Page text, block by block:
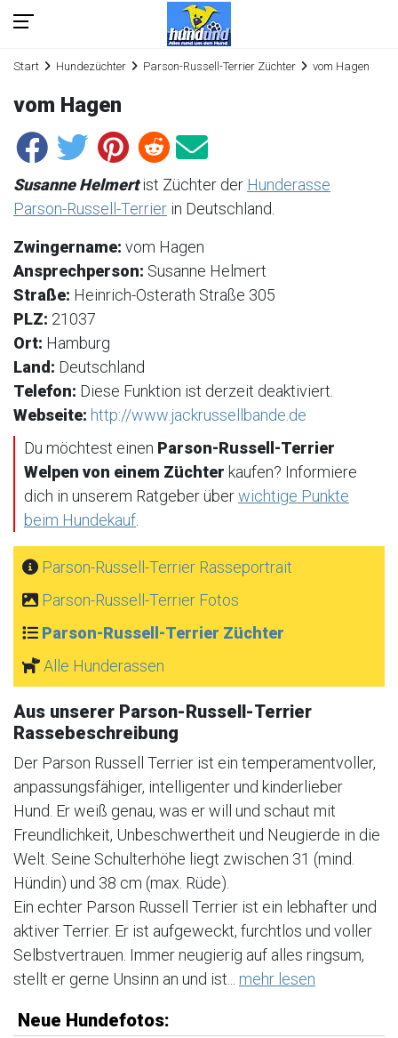
Start Hundezüchter Parson-Russell-Terrier Züchter vom Hagen
vom Hagen
Susanne Helmertist Züchter der Hunderasse
Parson-Russell-Terrier in Deutschland.
Zwingername: vom Hagen
Ansprechperson: Susanne Helmert
Straße: Heinrich-Osterath Straße 305
PLZ: 21037
Ort: Hamburg
Land: Deutschland
Telefon: Diese Funktion ist derzeit deaktiviert.
Webseite: http://www.jackrussellbande.de
Du möchtest einen Parson-Russell-Terrier
Welpen von einem Züchter kaufen? Informiere
dich in unserem Ratgeber überwichtige Punkte
beim Hundekauf
Parson-Russell-Terrier Rasseportrait
Parson-Russell-Terrier Fotos
Parson-Russell-Terrier Züchter
Alle Hunderassen
Aus unserer Parson-Russell-Terrier
Rassebeschreibung
Der Parson Russell Terrier ist ein temperamentvoller,
anpassungsfähiger, intelligenter und kinderlieber
Hund. Er weiß genau, was er will und schaut mit
Freundlichkeit, Unbeschwertheit und Neugierde in die
Welt. Seine Schulterhöhe liegt zwischen 31 (mind.
Hündin) und 38 cm (max. Rüde).
Ein echter Parson Russell Terrier ist ein lebhafter und
aktiver Terrier. Er ist aufgeweckt, furchtlos und voller
Selbstvertrauen. Immer neugierig auf alles ringsum,
stellt er gerne Unsinn an und ist... mehr lesen
Neue Hundefotos: